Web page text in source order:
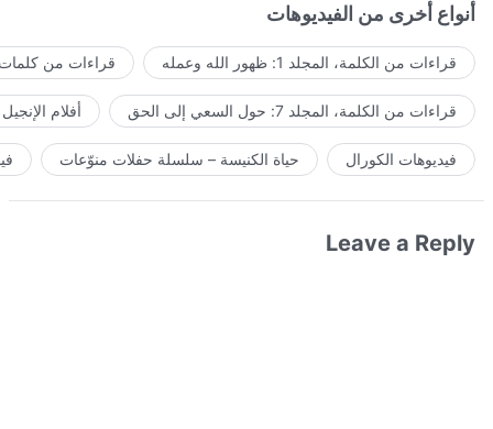
أنواع أخرى من الفيديوهات
قراءات من الكلمة، المجلد 1: ظهور الله وعمله قراءات من كلمات
قراءات من الكلمة، المجلد 7: حول السعي إلى الحق أفلام الإنجيل
فيديوهات الكورال حياة الكنيسة – سلسلة حفلات منوّعات
Leave a Reply